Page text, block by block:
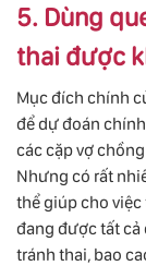
5. Dùng
thai được
Mục đích chính
để dự đoán
các cặp vợ
Nhưng có rất
thể giúp cho việc
đang được tất
tránh thai, bao